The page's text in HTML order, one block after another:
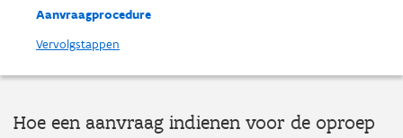
Aanvraagprocedure
Vervolgstappen
Hoe een aanvraag indienen voor de oproep